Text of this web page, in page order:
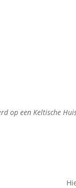
op een Keltische